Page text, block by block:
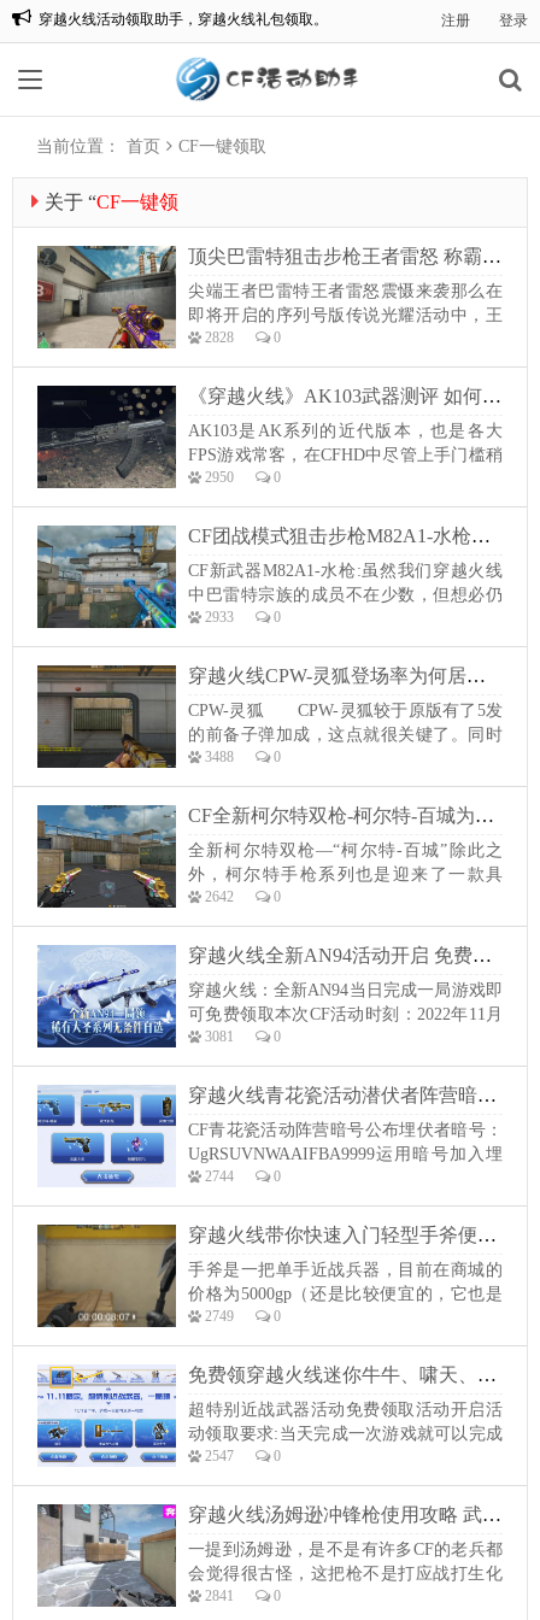
欢迎来到:CF一键领取，CF活动助手一键领取。
注册 登录
当前位置： 首页 CF一键领取
关于 “CF一键领
取” 的文章 顶尖巴雷特狙击步枪王者雷怒 称霸团队模式CF还有其他武器能抗衡吗？
尖端王者巴雷特王者雷怒震慑来袭那么在
即将开启的序列号版传说光耀活动中，王
者雷怒也是迎来了永久首发，本身王者雷
怒和王者火魄同属一个版本，而王者火魄
现在已经多次放出，可是雷怒始终保持着
神秘感，这波永久首发相信小伙伴们也是
等候多时了。这儿也是经过动图带我们回
忆一下王者雷怒的颜值和外观特效，它保
留了原版王者...
2828 0
《穿越火线》AK103武器测评 如何使用好AK103打赢游戏
AK103是AK系列的近代版本，也是各大
FPS游戏常客，在CFHD中尽管上手门槛稍
高，但仍是凭仗强大的威力获得了越来越
多玩家的喜欢，并且在冠军杯的赛场上，
AK103也是一把威力十足且总能献上精彩
击杀的步枪。假如咱们只是看AK103的特
点介绍，好像除了“伤害高”以外，这把枪
并没有其他优点，反而其他特点...
2950 0
CF团战模式狙击步枪M82A1-水枪为何统治力居高不下解析
CF新武器M82A1-水枪:虽然我们穿越火线
中巴雷特宗族的成员不在少数，但想必仍
是有很多CFer在期待着这把造型特别的水
枪吧！充溢童趣的外观，但同时却具有着
骇人的杀伤力，与即将上架前方币商城的
玩具沙鹰但是极为相配。在座的小伙伴们
有木有被这把充溢童趣的新武器给招引了
呢？CF新武器M82A1-水枪获取方...
2933 0
穿越火线CPW-灵狐登场率为何居高不下卡通皮肤属性有加强吗
CPW-灵狐 CPW-灵狐较于原版有了5发
的前备子弹加成，这点就很关键了。同时
作为CPW的首款皮肤系列兵器还承继了它
的所有优点：便携性、射速以及最为重要
的空尖弹，要知道部分冲锋枪就是靠这个
脱身。有了六烈龙的加持后容错率会更
高，加上这卡通画风的视觉效果，上荣耀
枪...
3488 0
CF全新柯尔特双枪-柯尔特-百城为何排位模式受到玩家喜爱
全新柯尔特双枪—“柯尔特-百城”除此之
外，柯尔特手枪系列也是迎来了一款具
有“百城”元素的新成员，也便是最近许多
玩家都下手了的“柯尔特-百城”。不过让许
多玩家觉得“惋惜”的是，这款带有“百
的，这关于许多玩家来说可能在游戏有用
性上就大打折扣了！关于这样的游戏安
排...
2642 0
穿越火线全新AN94活动开启 免费完成一局游戏获取
穿越火线：全新AN94当日完成一局游戏即
可免费领取本次CF活动时刻：2022年11月
19日-11月30日主要奖赏有：AN94-青花瓷
大圣-御·雷神USP-黑大圣Barrett-黑大圣斩
魔刀-黑大圣大圣水壶AK47-齐天大圣修罗-
麒麟-百城火麒麟-百城（皮肤...
3081 0
穿越火线青花瓷活动潜伏者阵营暗号公布 可免费领5次抽奖机会
CF青花瓷活动阵营暗号公布埋伏者暗号：
UgRSUVNWAAIFBA9999运用暗号加入埋
伏者阵营，可领5次抽奖时机。抽柯尔特-
萌杀、破天狂龙等道具：活动时间：2022
年11月12日-11月18日今天活动网站，点
击“首发青花瓷M4A1”按钮参与。电脑端网
址：https://cf.qq.com/cp/a...
2744 0
穿越火线带你快速入门轻型手斧便捷使用上手教程
手斧是一把单手近战兵器，目前在商城的
价格为5000gp（还是比较便宜的，它也是
商城近战兵器中性价比最高的一把兵
器）。兵器伤害剖析手斧的轻击攻速较
快，按住左键能接连挥出两下轻击。射中
（无视AC哦）。轻击是手斧头的主要输出
手法，较快的攻速和爆头秒杀敌人的特性
十分合适严...
2749 0
免费领穿越火线迷你牛牛、啸天、黄金充气大锤活动
超特别近战武器活动免费领取活动开启活
动领取要求:当天完成一次游戏就可以完成
活动2022年11月11日，游戏一局即可三选
一收取：迷你牛牛、啸天、黄金充气大锤
（3选1）活动时间：即日起（截止24点）
电脑端网址：
https://cf.qq.com/cp/a20221008novfirst/pc/in
dex...
2547 0
穿越火线汤姆逊冲锋枪使用攻略 武器全方位讲解
一提到汤姆逊，是不是有许多CF的老兵都
会觉得很古怪，这把枪不是打应战打生化
用的嘛？答案是对的，但是在CFHD里，这
2841 0